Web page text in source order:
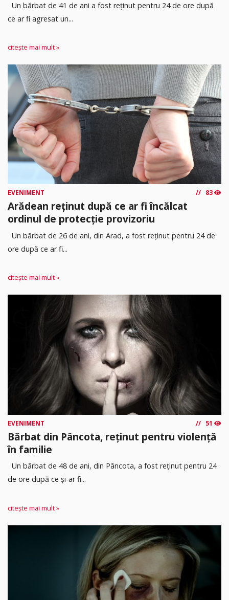
Un bărbat de 41 de ani a fost reținut pentru 24 de ore după
ce ar fi agresat un...
citește mai mult »
EVENIMENT 83
Arădean reținut după ce ar fi încălcat
ordinul de protecție provizoriu
Un bărbat de 26 de ani, din Arad, a fost reținut pentru 24 de
ore după ce ar fi...
citește mai mult »
EVENIMENT 51
Bărbat din Pâncota, reținut pentru violență
în familie
Un bărbat de 48 de ani, din Pâncota, a fost reținut pentru 24
de ore după ce și-ar fi...
citește mai mult »